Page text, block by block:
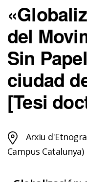
del
Sin
ciudad
[Tesi
Arxiu
Campus Catalunya)